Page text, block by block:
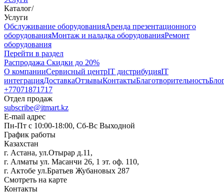
Каталог/
Услуги
Oбслуживание оборудованияАренда презентационного
оборудованияМонтаж и наладка оборудованияРемонт
оборудования
Перейти в раздел
Распродажа Скидки до 20%
О компанииСервисный центрIT дистрибуцияIT
интеграцияДоставкаОтзывыКонтактыБлаготворительность
+77071871717
Отдел продаж
subscribe@itmart.kz
E-mail адрес
Пн-Пт с 10:00-18:00, Сб-Вс Выходной
График работы
Казахстан
г. Астана, ул.Отырар д.11,
г. Алматы ул. Масанчи 26, 1 эт. оф. 110,
г. Актобе ул.Братьев Жубановых 287
Смотреть на карте
Контакты